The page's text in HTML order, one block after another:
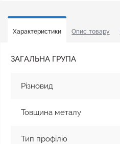
Характеристики Опис товару
ЗАГАЛЬНА ГРУПА
Різновид
Товщина металу
Тип профілю